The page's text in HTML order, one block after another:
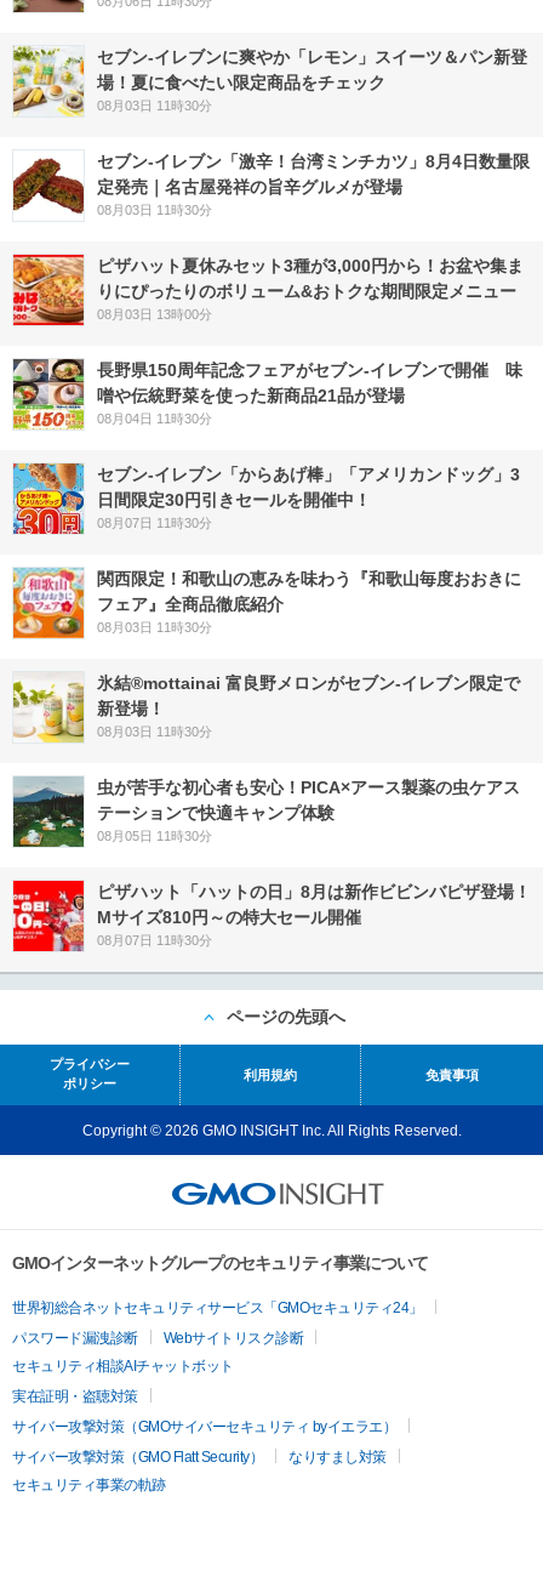
セブン‐イレブンに爽やか「レモン」スイーツ＆パン新登
場！夏に食べたい限定商品をチェック
08月03日 11時30分
セブン-イレブン「激辛！台湾ミンチカツ」8月4日数量限
定発売｜名古屋発祥の旨辛グルメが登場
08月03日 11時30分
ピザハット夏休みセット3種が3,000円から！お盆や集ま
りにぴったりのボリューム&おトクな期間限定メニュー
08月03日 13時00分
長野県150周年記念フェアがセブン-イレブンで開催 味
噌や伝統野菜を使った新商品21品が登場
08月04日 11時30分
セブン‐イレブン「からあげ棒」「アメリカンドッグ」3
日間限定30円引きセールを開催中！
08月07日 11時30分
関西限定！和歌山の恵みを味わう『和歌山毎度おおきに
フェア』全商品徹底紹介
08月03日 11時30分
氷結®mottainai 富良野メロンがセブン‐イレブン限定で
新登場！
08月03日 11時30分
虫が苦手な初心者も安心！PICA×アース製薬の虫ケアス
テーションで快適キャンプ体験
08月05日 11時30分
ピザハット「ハットの日」8月は新作ビビンバピザ登場！
Mサイズ810円～の特大セール開催
08月07日 11時30分
ページの先頭へ
プライバシー
ポリシー
利用規約 免責事項
Copyright © 2026 GMO INSIGHT Inc. All Rights Reserved.
GMOインターネットグループのセキュリティ事業について
世界初総合ネットセキュリティサービス「GMOセキュリティ24」
パスワード漏洩診断
Webサイトリスク診断
セキュリティ相談AIチャットボット
実在証明・盗聴対策
サイバー攻撃対策（GMOサイバーセキュリティ byイエラエ）
サイバー攻撃対策（GMO Flatt Security）
なりすまし対策
セキュリティ事業の軌跡